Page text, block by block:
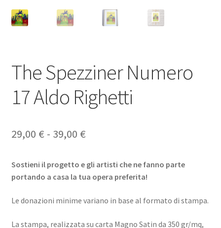
The Spezziner Numero
17 Aldo Righetti
29,00 € - 39,00 €Fascia
prezzo:
29,00 €
a
Sostieni il progetto e gli artisti che ne fanno parte
portando a casa la tua opera preferita!
Le donazioni minime variano in base al formato di stampa.
La stampa, realizzata su carta Magno Satin da 350 gr/mq,